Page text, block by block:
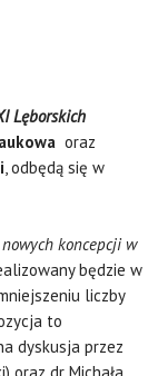
Lęborskich
oraz
, odbędą się w
koncepcji w
będzie w
liczby
to
dyskusja przez
oraz dr Michała